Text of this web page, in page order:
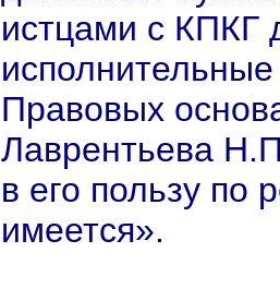
истцами с КПКГ
Правовых
Лаврентьева
в его пользу по
имеется».